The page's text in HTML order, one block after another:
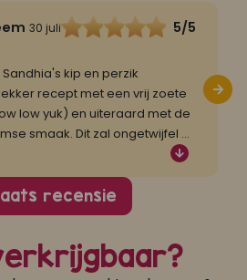
30 juli
5/5
kip en perzik
recept met een vrij zoete
low yuk) en uiteraard met de
smaak. Dit zal ongetwijfel ...
recensie